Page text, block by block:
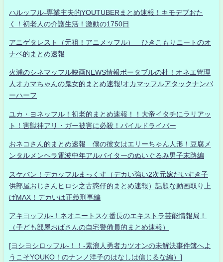
ハルッフル-専業主夫的YOUTUBERまとめ速報！キモデブおた
く！初老人の介護生活！激動の1750日
アニゲタレスト（元祖！アニメッフル） ひきこもりニートのオ
ナベ的まとめ速報
火浦のシネマッフル映画NEWS情報ポータブルの杜！オネエ管理
人オカマちゃんの鬼女的まとめ速報!オカマッフルアタックナンバ
ーハーフ
ユカ・ヨネッフル！初老的まとめ速報！！大帝イタチにラリアッ
ト！害獣神アリ・ガー被害に必殺！パイルドライバー
おネコさん的まとめ速報 僕の彼女はエリーちゃん人形！豆腐メ
ンタルメンヘラ電波中年アルバイターのぬいぐるみ男子末路編
スケバン！デカッフルまっくす（デカい強い2次元嫁だいすき子
供部屋おじさんヒロシ之古惑仔的まとめ速報）話題な動画取り上
げMAX！デカいは正義刑事編
アキヨッフル-！ネオニートスケ番長のエキストラ芸能情報局！
（子ども部屋おばさんの自宅警備員的まとめ速報）
[ヨシヨシロッフル-！！-素浪人勇者カツオンの未解決事件簿へよ
うこそYOUKO！のナンノ洋子のはなしは信じるな編）]